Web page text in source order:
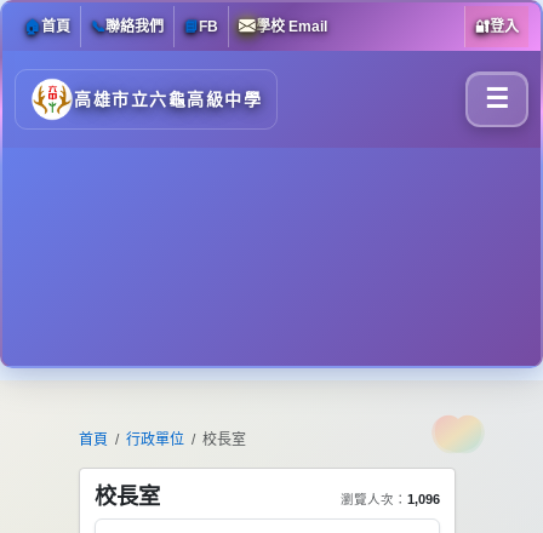
🏠首頁 📞聯絡我們 📘FB 學校 Email 🔐登入
高雄市立六龜高級中學 ☰
首頁 行政單位 校長室
校長室 瀏覽人次： 1,096